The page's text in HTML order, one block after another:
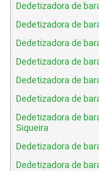
Dedetizadora de
Dedetizadora de
Dedetizadora de
Dedetizadora de
Dedetizadora de
Dedetizadora de
Dedetizadora de
Siqueira
Dedetizadora de
Dedetizadora de